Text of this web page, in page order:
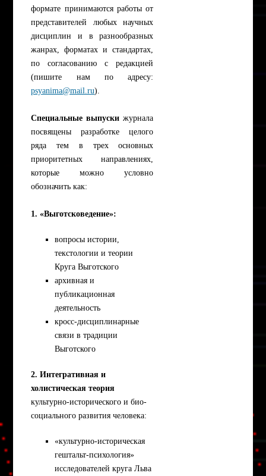
формате принимаются работы от
представителей любых научных
дисциплин и в разнообразных
жанрах, форматах и стандартах,
по согласованию с редакцией
(пишите нам по адресу:
psyanima@mail.ru).
Специальные выпуски журнала
посвящены разработке целого
ряда тем в трех основных
приоритетных направлениях,
которые можно условно
обозначить как:
1. «Выготсковедение»:
вопросы истории,
текстологии и теории
Круга Выготского
архивная и
публикационная
деятельность
кросс-дисциплинарные
связи в традиции
Выготского
2. Интегративная и
холистическая теория
культурно-исторического и био-
социального развития человека:
«культурно-историческая
гештальт-психология»
исследователей круга Льва